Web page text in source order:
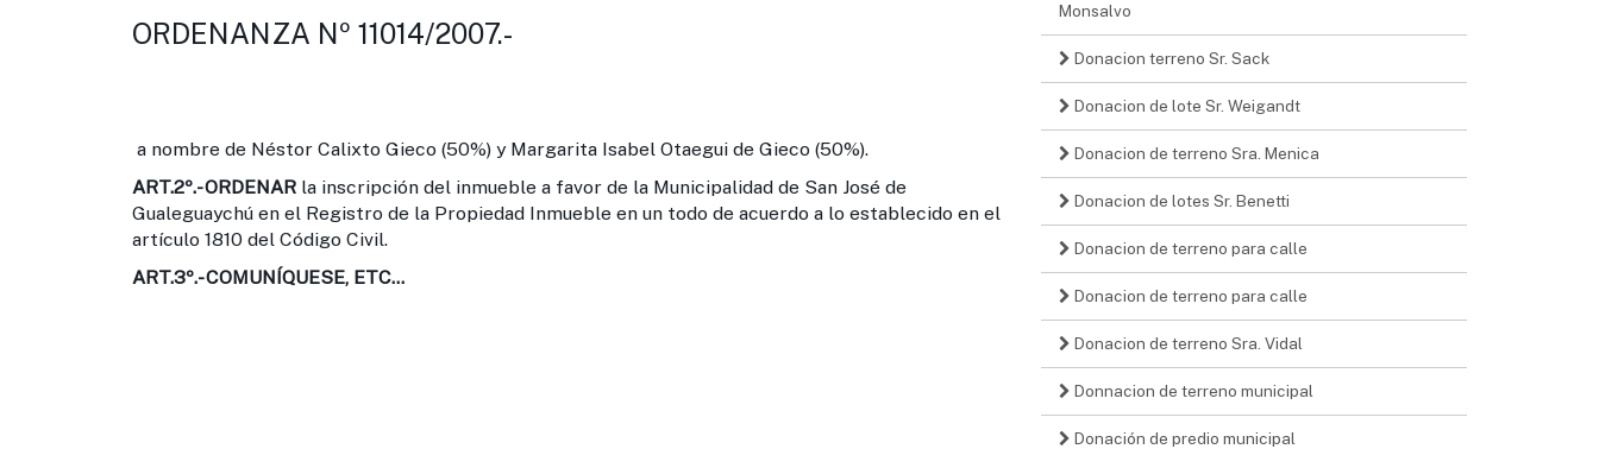
ORDENANZA Nº 11014/2007.-
a nombre de Néstor Calixto Gieco (50%) y Margarita Isabel Otaegui de Gieco (50%).
ART.2º.-ORDENAR la inscripción del inmueble a favor de la Municipalidad de San José de
Gualeguaychú en el Registro de la Propiedad Inmueble en un todo de acuerdo a lo establecido en el
artículo 1810 del Código Civil.
ART.3º.-COMUNÍQUESE, ETC...
Monsalvo
Donacion terreno Sr. Sack
Donacion de lote Sr. Weigandt
Donacion de terreno Sra. Menica
Donacion de lotes Sr. Benetti
Donacion de terreno para calle
Donacion de terreno para calle
Donacion de terreno Sra. Vidal
Donnacion de terreno municipal
Donación de predio municipal